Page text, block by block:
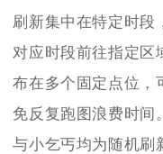
刷新集中在特定时段
对应时段前往指定区
布在多个固定点位，
免反复跑图浪费时间
与小乞丐均为随机刷